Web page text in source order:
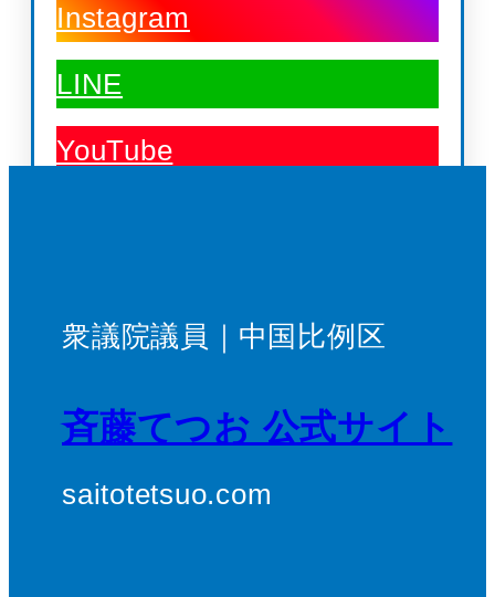
Instagram
LINE
YouTube
衆議院議員｜中国比例区
斉藤てつお 公式サイト
saitotetsuo.com